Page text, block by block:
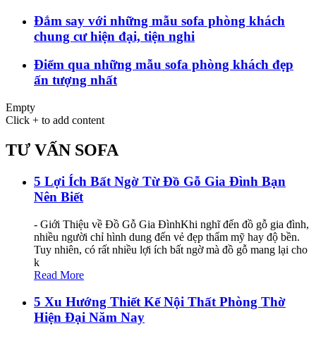
Đắm say với những mẫu sofa phòng khách
chung cư hiện đại, tiện nghi
Điểm qua những mẫu sofa phòng khách đẹp
ấn tượng nhất
Empty
Click + to add content
TƯ VẤN SOFA
5 Lợi Ích Bất Ngờ Từ Đồ Gỗ Gia Đình Bạn
Nên Biết
- Giới Thiệu về Đồ Gỗ Gia ĐìnhKhi nghĩ đến đồ gỗ gia đình,
nhiều người chỉ hình dung đến vẻ đẹp thẩm mỹ hay độ bền.
Tuy nhiên, có rất nhiều lợi ích bất ngờ mà đồ gỗ mang lại cho
k
Read More
5 Xu Hướng Thiết Kế Nội Thất Phòng Thờ
Hiện Đại Năm Nay